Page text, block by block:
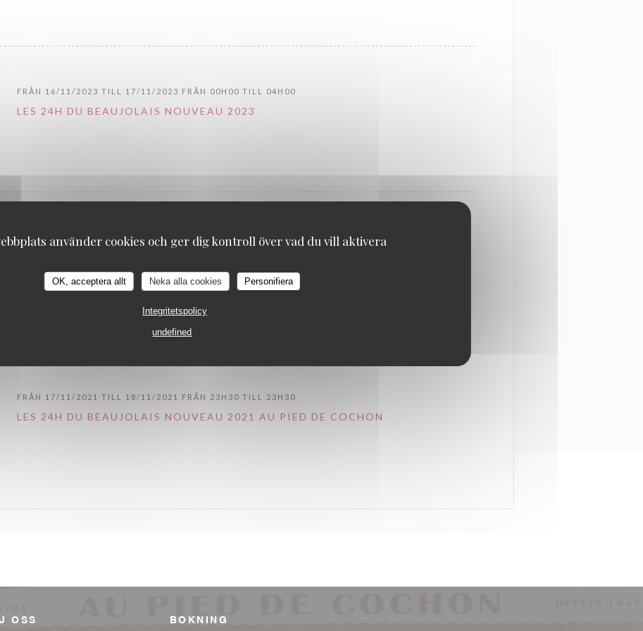
använder cookies och ger dig kontroll över vad du vill aktivera
OK, acceptera allt Neka alla cookies Personifiera
Integritetspolicy
undefined
FRÅN 16/11/2023 TILL 17/11/2023 FRÅN 00H00 TILL 04H00
LES 24H DU BEAUJOLAIS NOUVEAU 2023
FRÅN 16/11/2022 TILL 17/11/2022 FRÅN 00H00 TILL 04H00
FRÅN 17/11/2021 TILL 18/11/2021 FRÅN 23H30 TILL 23H30
LES 24H DU BEAUJOLAIS NOUVEAU 2021 AU PIED DE COCHON
OSS BOKNING